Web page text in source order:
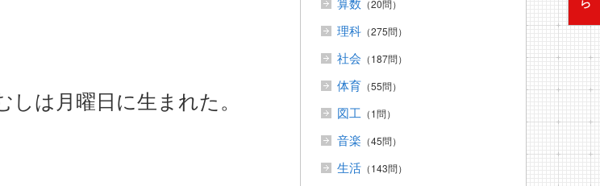
は月曜日に生まれた。
（20問）
理科 （275問）
社会 （187問）
体育 （55問）
図工 （1問）
音楽 （45問）
生活 （143問）